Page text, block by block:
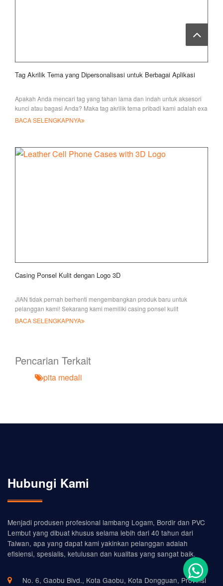
Tag Akrilik Tema yang Dipersonalisasi untuk Berbagai Aplikasi
Apakah Anda mencari tag yang tahan lama dan indah untuk aksesori
kunci atau bagasi Anda? Maka tag akrilik tema pribadi kami adalah exa
BACA SELENGKAPNYA
Casing Ponsel Kulit dengan Logo 3D
JIAN tidak pernah berhenti mengembangkan produk baru untuk
pelanggan kami! Sekarang kami memiliki casing ponsel kulit
berkualitas baik baru dengan logo 3D t
BACA SELENGKAPNYA
Pencarian Terkait
pita medali
Hubungi Kami
Menjadi produsen profesional lambang Logam, Bordir dan PVC
Lembut yang dibuat khusus selama lebih dari 40 tahun dari
Taiwan, apa yang dapat kami yakinkan pelanggan adalah
efisiensi, spesialis, ketulusan dan kualitas yang sangat baik.
No. 6, Gaobu Blvd., Kota Gaobu, Kota Dongguan, Provinsi